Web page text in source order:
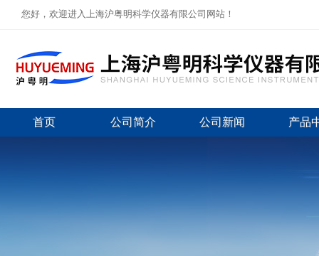
您好，欢迎进入上海沪粤明科学仪器有限公司网站！
首页 公司简介 公司新闻 产品